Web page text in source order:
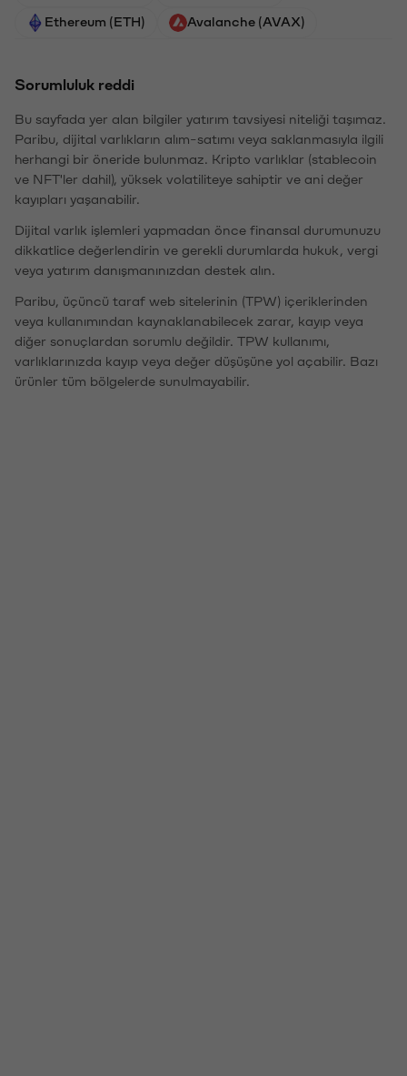
Ethereum (ETH) Avalanche (AVAX)
Sorumluluk reddi
Bu sayfada yer alan bilgiler yatırım tavsiyesi niteliği taşımaz.
Paribu, dijital varlıkların alım-satımı veya saklanmasıyla ilgili
herhangi bir öneride bulunmaz. Kripto varlıklar (stablecoin
ve NFT'ler dahil), yüksek volatiliteye sahiptir ve ani değer
kayıpları yaşanabilir.
Dijital varlık işlemleri yapmadan önce finansal durumunuzu
dikkatlice değerlendirin ve gerekli durumlarda hukuk, vergi
veya yatırım danışmanınızdan destek alın.
Paribu, üçüncü taraf web sitelerinin (TPW) içeriklerinden
veya kullanımından kaynaklanabilecek zarar, kayıp veya
diğer sonuçlardan sorumlu değildir. TPW kullanımı,
varlıklarınızda kayıp veya değer düşüşüne yol açabilir. Bazı
ürünler tüm bölgelerde sunulmayabilir.